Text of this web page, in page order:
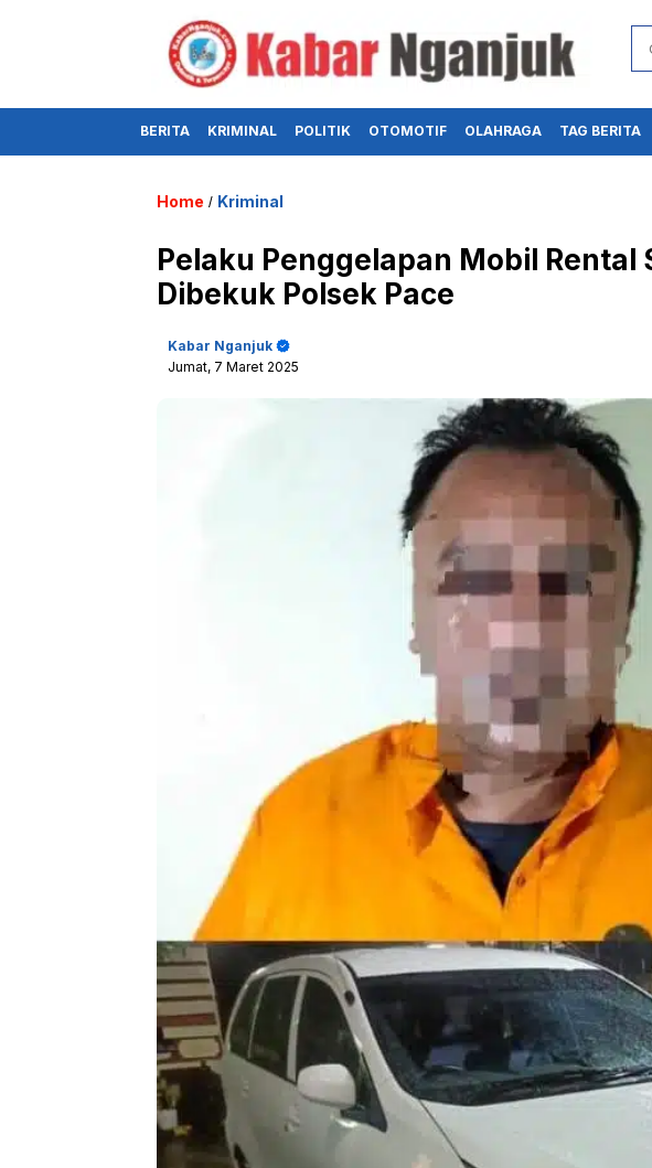
BERITA KRIMINAL POLITIK OTOMOTIF OLAHRAGA TAG BERITA
Home / Kriminal
Pelaku Penggelapan Mobil Rental
Dibekuk Polsek Pace
Kabar Nganjuk
Jumat, 7 Maret 2025